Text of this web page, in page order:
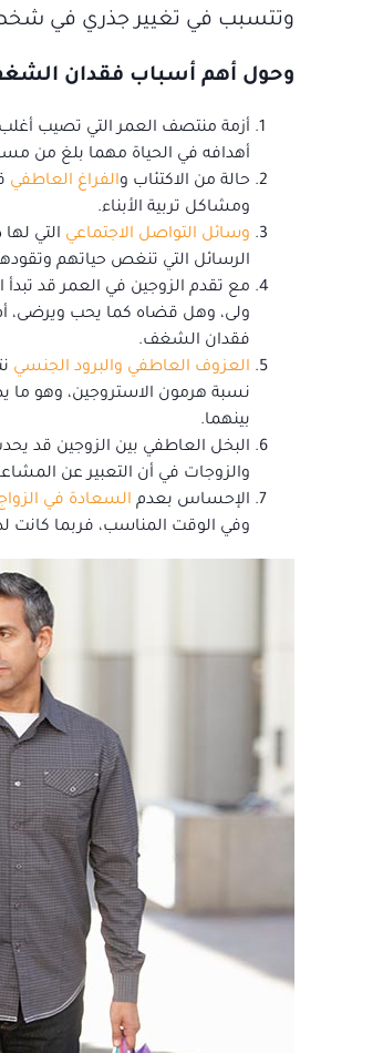
وتتسبب في تغيير جذري في
وحول أهم أسباب فقدان الشغف
أزمة منتصف العمر التي تصيب أغلب
أهدافه في الحياة مهما بلغ من
حالة من الاكتئاب والفراغ العاطفي
ومشاكل تربية الأبناء.
وسائل التواصل الاجتماعي التي
الرسائل التي تنغص حياتهم
مع تقدم الزوجين في العمر قد
ولى، وهل قضاه كما يحب ويرضى،
فقدان الشغف.
العزوف العاطفي والبرود الجنسي
نسبة هرمون الاستروجين، وهو ما
بينهما.
البخل العاطفي بين الزوجين قد
والزوجات في أن التعبير عن
الإحساس بعدم السعادة في
وفي الوقت المناسب، فربما